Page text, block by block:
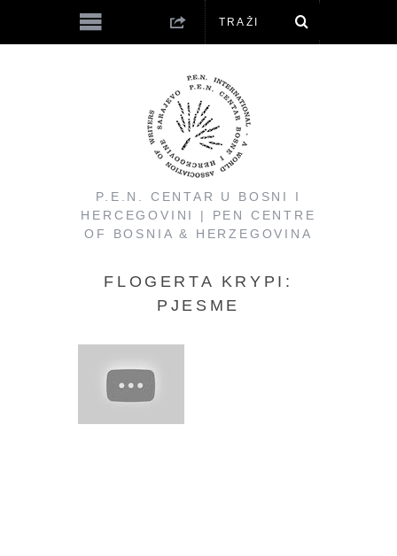
P.E.N. CENTAR U BOSNI I
HERCEGOVINI | PEN CENTRE
OF BOSNIA & HERZEGOVINA
FLOGERTA KRYPI:
PJESME